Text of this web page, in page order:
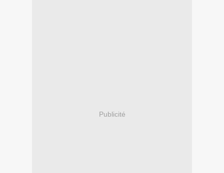
Publicité